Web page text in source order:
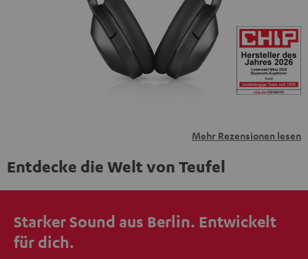
übermittelt werden.
Weitere Informationen sind in der
Datenschutzerklärung unter I zu finden.
Mehr Rezensionen lesen
Entdecke die Welt von Teufel
Starker Sound aus Berlin. Entwickelt
für dich.